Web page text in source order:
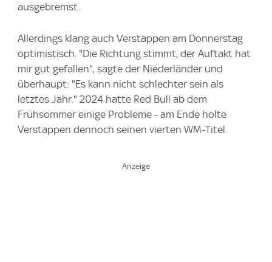
ausgebremst.
Allerdings klang auch Verstappen am Donnerstag
optimistisch. "Die Richtung stimmt, der Auftakt hat
mir gut gefallen", sagte der Niederländer und
überhaupt: "Es kann nicht schlechter sein als
letztes Jahr." 2024 hatte Red Bull ab dem
Frühsommer einige Probleme - am Ende holte
Verstappen dennoch seinen vierten WM-Titel.